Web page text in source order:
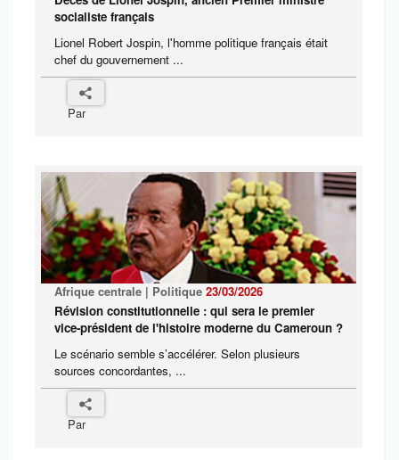
socialiste français
Lionel Robert Jospin, l'homme politique français était
chef du gouvernement ...
Par
Afrique centrale | Politique 23/03/2026
Révision constitutionnelle : qui sera le premier
vice-président de l'histoire moderne du Cameroun ?
Le scénario semble s’accélérer. Selon plusieurs
sources concordantes, ...
Par